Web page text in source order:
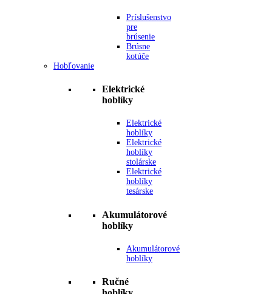
Príslušenstvo
pre
brúsenie
Brúsne
kotúče
Hobľovanie
Elektrické
hoblíky
Elektrické
hoblíky
Elektrické
hoblíky
stolárske
Elektrické
hoblíky
tesárske
Akumulátorové
hoblíky
Akumulátorové
hoblíky
Ručné